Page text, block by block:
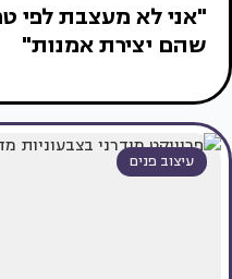
"אני לא מעצבת לפי
שהם יצירת אמנות"
עיצוב פנים